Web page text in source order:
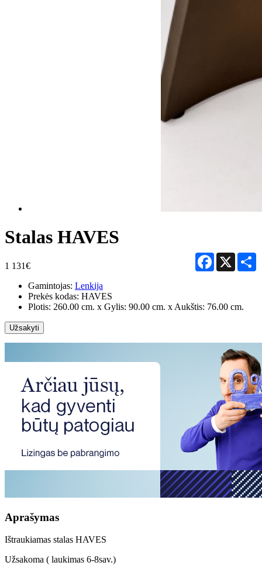
Stalas HAVES
1 131€
Facebook
X
Gamintojas: Lenkija
Prekės kodas: HAVES
Plotis: 260.00 cm. x Gylis: 90.00 cm. x Aukštis: 76.00 cm.
Užsakyti
Aprašymas
Ištraukiamas stalas HAVES
Užsakoma ( laukimas 6-8sav.)